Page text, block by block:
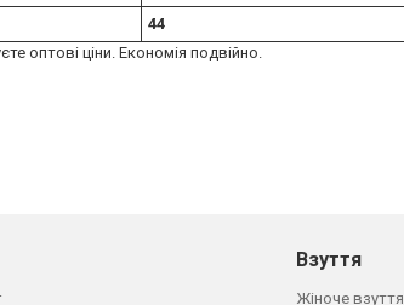
44
оптові ціни. Економія подвійно.
Взуття
Жіноче взуття